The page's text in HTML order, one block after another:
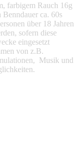
farbigem Rauch 16g
ca. 60s
über 18 Jahren
sofern diese
eingesetzt
von z.B.
Musik und